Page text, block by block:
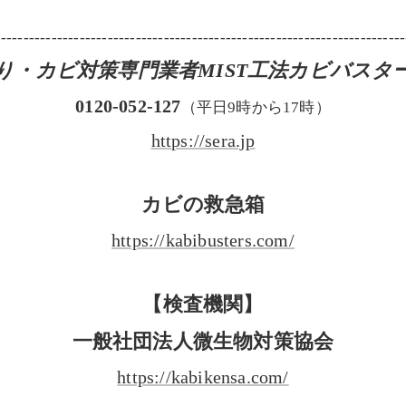
・カビ対策専門業者MIST工法カビバスタ
0120-052-127 （平日9時から17時）
https://sera.jp
カビの救急箱
https://kabibusters.com/
【検査機関】
一般社団法人微生物対策協会
https://kabikensa.com/